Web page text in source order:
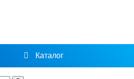
Каталог